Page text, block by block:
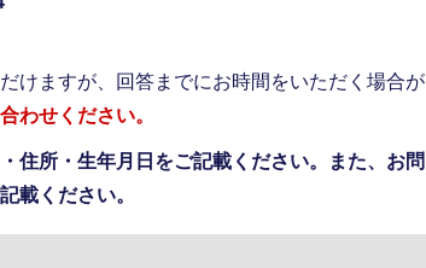
けますが、回答までにお時間をいただく場合が
わせください。
住所・生年月日をご記載ください。また、お問
載ください。